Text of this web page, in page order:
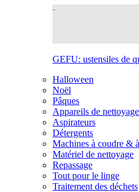
GEFU: ustensiles de
Halloween
Noël
Pâques
Appareils de nettoyage
Aspirateurs
Détergents
Machines à coudre &
Matériel de nettoyage
Repassage
Tout pour le linge
Traitement des déchets